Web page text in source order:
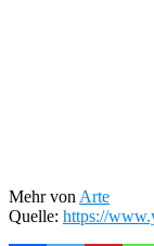
Mehr von Arte
Quelle: https://